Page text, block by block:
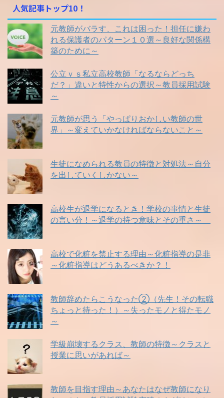
レ
ー
ヤ
ー
人気記事トップ10！
元教師がバラす、これは困った！担任に嫌わ
れる保護者のパターン１０選～良好な関係構
築のために～
公立ｖｓ私立高校教師「なるならどっち
だ？」違いと特性からの選択～教員採用試験
～
元教師が思う「やっぱりおかしい教師の世
界」～変えていかなければならないこと～
生徒になめられる教員の特徴と対処法～自分
を出していくしかない～
高校生が退学になるとき！学校の事情と生徒
の言い分！～退学の持つ意味とその重さ～
高校で化粧を禁止する理由～化粧指導の是非
～化粧指導はどうあるべきか？！
教師辞めたらこうなった②（先生！その転職
ちょっと待った！）～失ったモノと得たモノ
～
学級崩壊するクラス、教師の特徴～クラスと
授業に思いがあれば～
教師を目指す理由～あなたはなぜ教師になり